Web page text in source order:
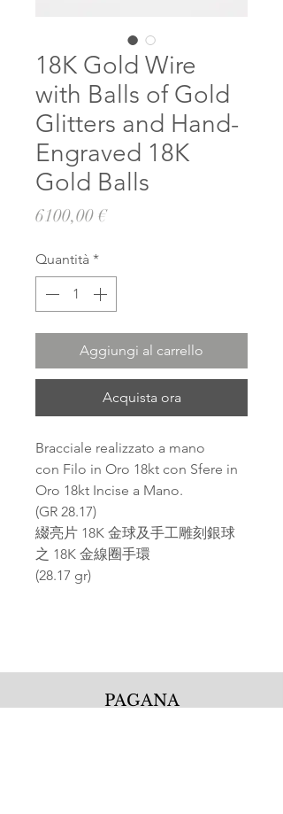
18K Gold Wire
with Balls of Gold
Glitters and Hand-
Engraved 18K
Gold Balls
6100,00 €Prezzo
Quantità *
Aggiungi al carrello
Acquista ora
Bracciale realizzato a mano
con Filo in Oro 18kt con Sfere in
Oro 18kt Incise a Mano.
(GR 28.17)
綴亮片 18K 金球及手工雕刻銀球
之 18K 金線圈手環
(28.17 gr)
PAGANA